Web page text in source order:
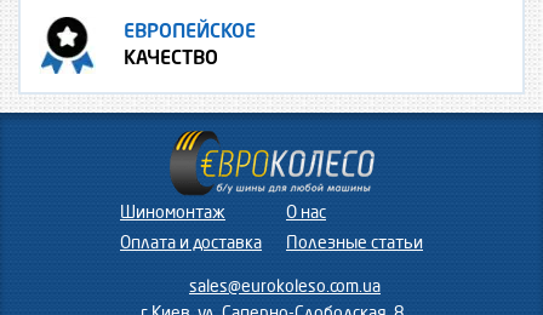
ЕВРОПЕЙСКОЕ
КАЧЕСТВО
Шиномонтаж
Оплата и доставка
О нас
Полезные статьи
sales@eurokoleso.com.ua